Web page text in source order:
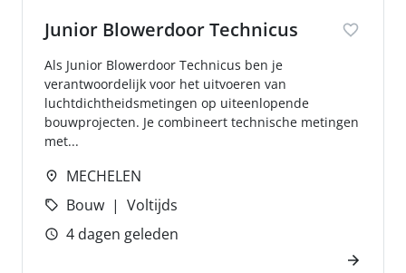
Junior Blowerdoor Technicus
Als Junior Blowerdoor Technicus ben je
verantwoordelijk voor het uitvoeren van
luchtdichtheidsmetingen op uiteenlopende
bouwprojecten. Je combineert technische metingen
met...
MECHELEN
Bouw
Voltijds
4 dagen geleden